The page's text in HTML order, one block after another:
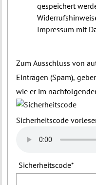
gespeichert
Impressum mit
Zum Ausschluss von
Einträgen (Spam),
wie er im
Sicherheitscode
Sicherheitscode*